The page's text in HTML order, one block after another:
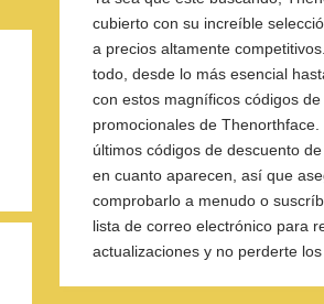
cubierto con su increíble
a precios altamente
todo, desde lo más esencial
con estos magníficos códigos
promocionales de Thenorthface.
últimos códigos de descuento
en cuanto aparecen, así que
comprobarlo a menudo o
lista de correo electrónico para
actualizaciones y no perderte